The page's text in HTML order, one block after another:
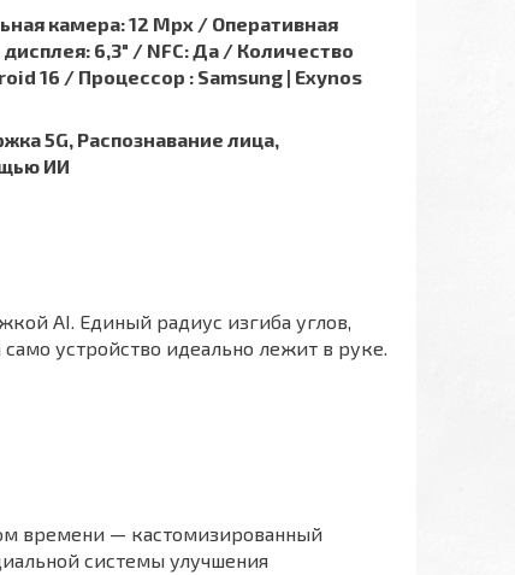
камера: 12 Mpx / Оперативная
6,3″ / NFC: Да / Количество
16 / Процессор : Samsung | Exynos
5G, Распознавание лица,
ИИ
AI. Единый радиус изгиба углов,
устройство идеально лежит в руке.
времени — кастомизированный
системы улучшения